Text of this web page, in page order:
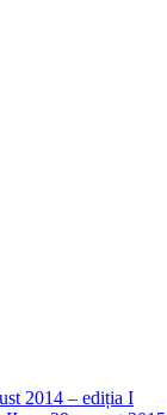
2014 – ediția I